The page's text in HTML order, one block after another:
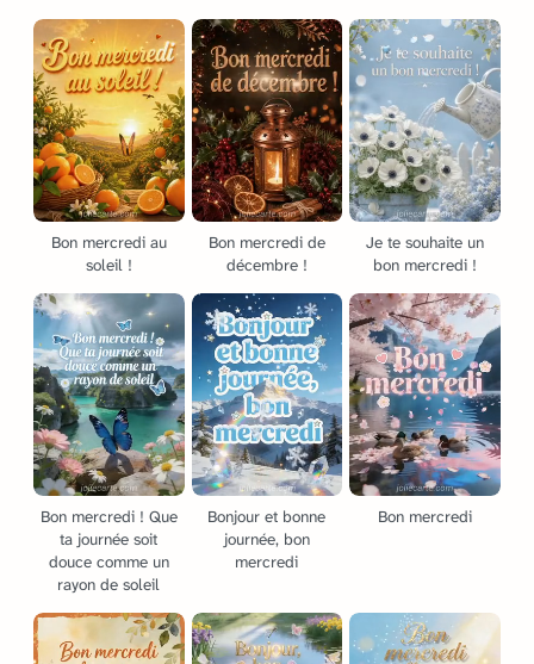
Bon mercredi au
soleil !
Bon mercredi de
décembre !
Je te souhaite un
bon mercredi !
Bon mercredi ! Que
ta journée soit
douce comme un
rayon de soleil
Bonjour et bonne
journée, bon
mercredi
Bon mercredi